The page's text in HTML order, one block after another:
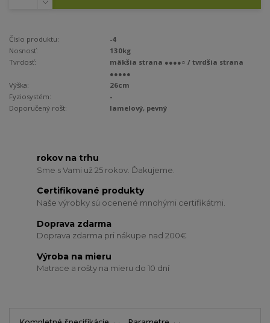
Číslo produktu:
-4
Nosnosť:
130kg
Tvrdosť:
mäkšia strana ●●●●○ / tvrdšia strana
●●●●●
Výška:
26cm
Fyziosystém:
-
Doporučený rošt:
lamelový, pevný
rokov na trhu
Sme s Vami už 25 rokov. Ďakujeme.
Certifikované produkty
Naše výrobky sú ocenené mnohými certifikátmi.
Doprava zdarma
Doprava zdarma pri nákupe nad 200€
Výroba na mieru
Matrace a rošty na mieru do 10 dní